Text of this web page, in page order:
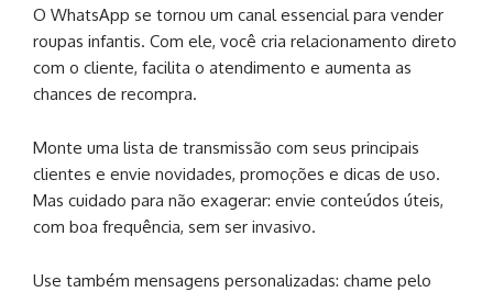
O WhatsApp se tornou um canal essencial para vender
roupas infantis. Com ele, você cria relacionamento direto
com o cliente, facilita o atendimento e aumenta as
chances de recompra.
Monte uma lista de transmissão com seus principais
clientes e envie novidades, promoções e dicas de uso.
Mas cuidado para não exagerar: envie conteúdos úteis,
com boa frequência, sem ser invasivo.
Use também mensagens personalizadas: chame pelo